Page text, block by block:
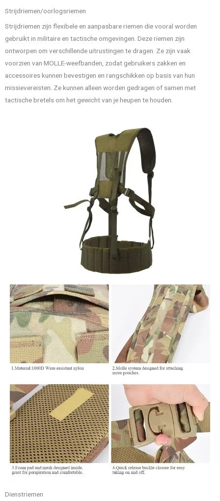
Strijdriemen/oorlogsriemen
Strijdriemen zijn flexibele en aanpasbare riemen die vooral worden
gebruikt in militaire en tactische omgevingen. Deze riemen zijn
ontworpen om verschillende uitrustingen te dragen. Ze zijn vaak
voorzien van MOLLE-weefbanden, zodat gebruikers zakken en
accessoires kunnen bevestigen en rangschikken op basis van hun
missievereisten. Ze kunnen alleen worden gedragen of samen met
tactische bretels om het gewicht van je heupen te houden.
Dienstriemen